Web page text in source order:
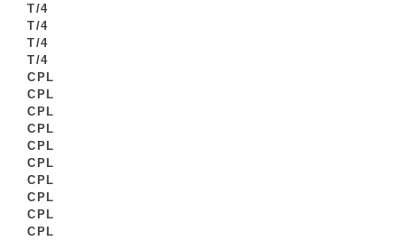
T/4
T/4
T/4
T/4
CPL
CPL
CPL
CPL
CPL
CPL
CPL
CPL
CPL
CPL